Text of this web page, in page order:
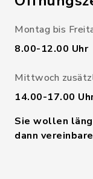
Montag bis
8.00-12.00 Uhr
Mittwoch
14.00-17.00
Sie wollen
dann